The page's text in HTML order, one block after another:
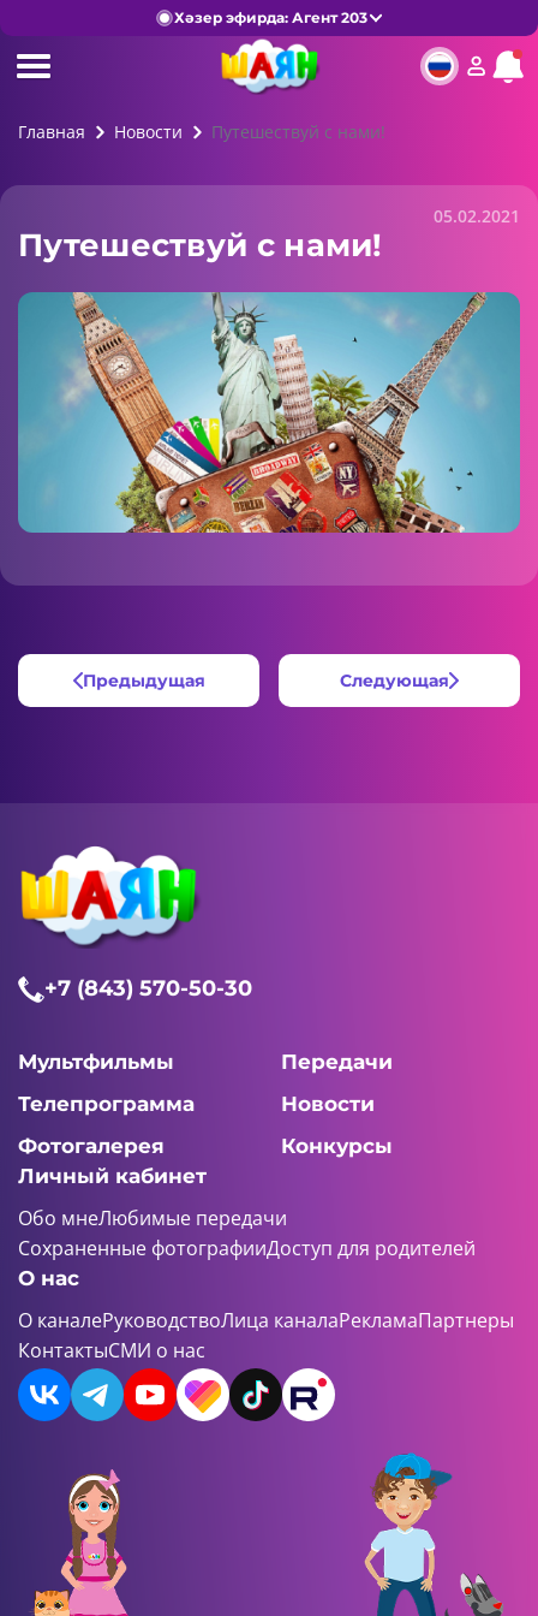
Хәзер эфирда: Агент 203
Главная Новости Путешествуй с нами!
05.02.2021
Путешествуй с нами!
Предыдущая Следующая
+7 (843) 570-50-30
Мультфильмы
Передачи
Телепрограмма
Новости
Фотогалерея
Конкурсы
Личный кабинет
Обо мнеЛюбимые передачи
Сохраненные фотографииДоступ для родителей
О нас
О каналеРуководствоЛица каналаРекламаПартнеры
КонтактыСМИ о нас